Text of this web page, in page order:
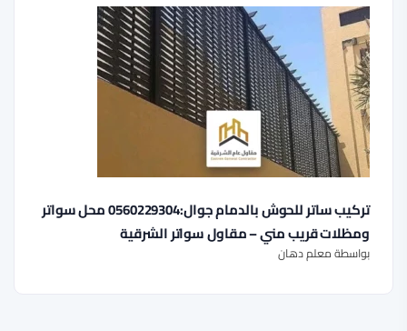
تركيب ساتر للحوش بالدمام جوال:0560229304 محل سواتر
ومظلات قريب مني – مقاول سواتر الشرقية
بواسطة معلم دهان